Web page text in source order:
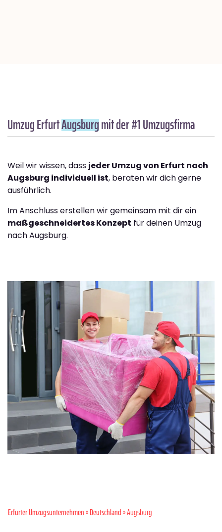
Umzug ErfurtAugsburgmit der #1 Umzugsfirma
Weil wir wissen, dass jeder Umzug von Erfurt nach
Augsburg individuell ist, beraten wir dich gerne
ausführlich.
Im Anschluss erstellen wir gemeinsam mit dir ein
maßgeschneidertes Konzept für deinen Umzug
nach Augsburg.
Erfurter Umzugsunternehmen»Deutschland» Augsburg